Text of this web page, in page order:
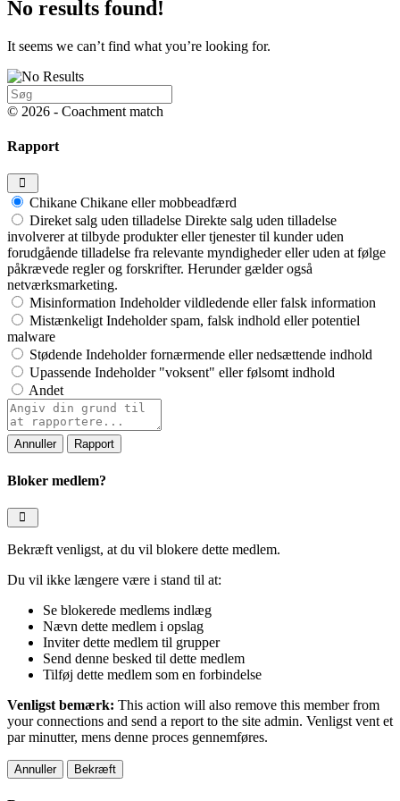
No results found!
It seems we can’t find what you’re looking for.
Search
for:
© 2026 - Coachment match
Rapport
Chikane Chikane eller mobbeadfærd
Direket salg uden tilladelse Direkte salg uden tilladelse
involverer at tilbyde produkter eller tjenester til kunder uden
forudgående tilladelse fra relevante myndigheder eller uden at følge
påkrævede regler og forskrifter. Herunder gælder også
netværksmarketing.
Misinformation Indeholder vildledende eller falsk information
Mistænkeligt Indeholder spam, falsk indhold eller potentiel
malware
Stødende Indeholder fornærmende eller nedsættende indhold
Upassende Indeholder "voksent" eller følsomt indhold
Andet
Rapporteringsnote
Rapport
Bloker medlem?
Bekræft venligst, at du vil blokere dette medlem.
Du vil ikke længere være i stand til at:
Se blokerede medlems indlæg
Nævn dette medlem i opslag
Inviter dette medlem til grupper
Send denne besked til dette medlem
Tilføj dette medlem som en forbindelse
Venligst bemærk: This action will also remove this member from
your connections and send a report to the site admin. Venligst vent et
par minutter, mens denne proces gennemføres.
Bekræft